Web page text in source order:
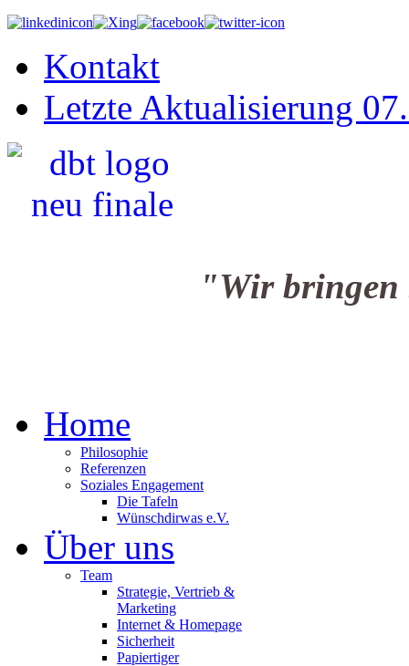
Kontakt
Letzte Aktualisierung
"Wir bringen Sie
Home
Philosophie
Referenzen
Soziales Engagement
Die Tafeln
Wünschdirwas e.V.
Über uns
Team
Strategie, Vertrieb &
Marketing
Internet & Homepage
Sicherheit
Papiertiger